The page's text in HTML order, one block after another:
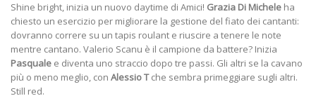
Shine bright, inizia un nuovo daytime di Amici! Grazia Di Michele ha
chiesto un esercizio per migliorare la gestione del fiato dei cantanti:
dovranno correre su un tapis roulant e riuscire a tenere le note
mentre cantano. Valerio Scanu è il campione da battere? Inizia
Pasquale e diventa uno straccio dopo tre passi. Gli altri se la cavano
più o meno meglio, con Alessio Tche sembra primeggiare sugli altri.
Still red.